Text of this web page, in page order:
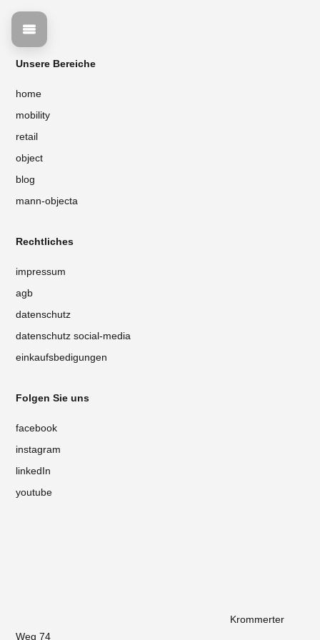
Unsere Bereiche
home
mobility
retail
object
blog
mann-objecta
Rechtliches
impressum
agb
datenschutz
datenschutz social-media
einkaufsbedigungen
Folgen Sie uns
facebook
instagram
linkedIn
youtube
Krommerter
Weg 74